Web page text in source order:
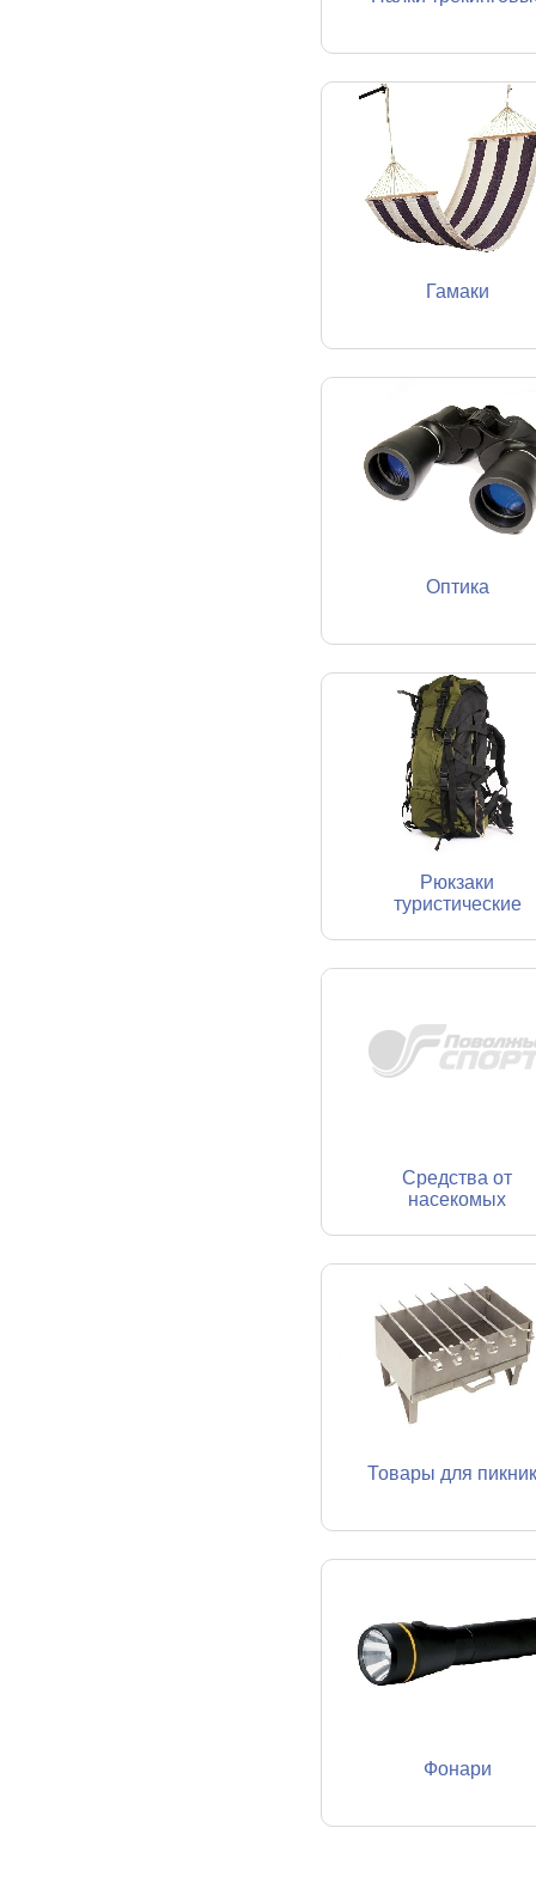
Гамаки
Оптика
Рюкзаки
туристические
Средства от
насекомых
Товары для
Фонари